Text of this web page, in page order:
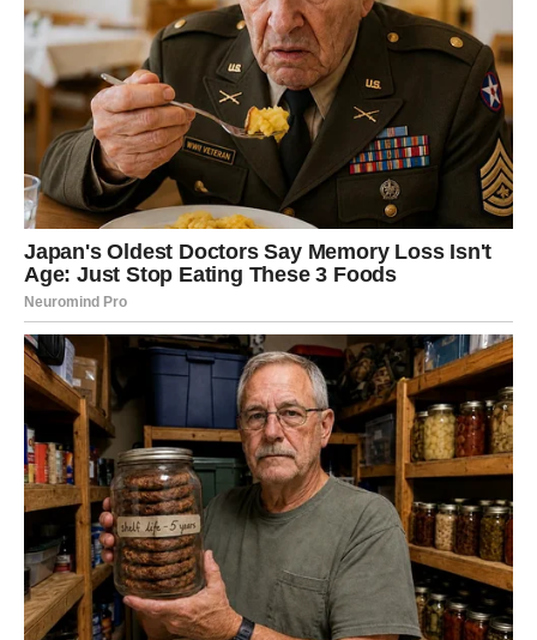
problem sa glavoboljama, mogu primetiti da one postaju
češće i intenzivnije u menopauzi. Ove promene u
učestalosti i jačini glavobolja često su povezane sa
hormonima, pa je važno obratiti se lekaru ako se
simptomi pogoršaju.